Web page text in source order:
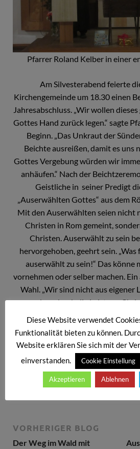
Pfarrer Roland Kelber in einer
Am Silvesterabend feierte
Kirchengemeinde um 18.30 einen
Jahresabschluss. „Wir wollen
Gottes Hand zurück legen.“ sagte
Beginn. „Das Unkraut der
Beichte ausreißen, damit es uns
Gottes Vergebung würden wir
anhäufen.“ Nach der
Geistliche in seiner Predigt
„Auserwählten Gottes“ aus dem
Mit den Auserwählten seien nicht
Christen in Rom gemeint,
Christen. Auserwählt zu sein
hervorgehoben, geehrt sein.
auserwählt zu sein!“ Das könne
vornehmen oder selber machen.
Wahl. „Wir sind nicht aus eigener
sondern durch die Leistung
Roland Kelber. Das sei ein
Gott gibt es keine
Abschießend zu diesem
Roland Kelber noch einen
über das
VORHERIGER BLOG
Der Weg im Wald mit
Diese Website verwendet
Funktionalität bieten zu können.
Website erklären Sie sich mit der
einverstanden.
Cookie Einstellung
Akzeptieren Ablehnen